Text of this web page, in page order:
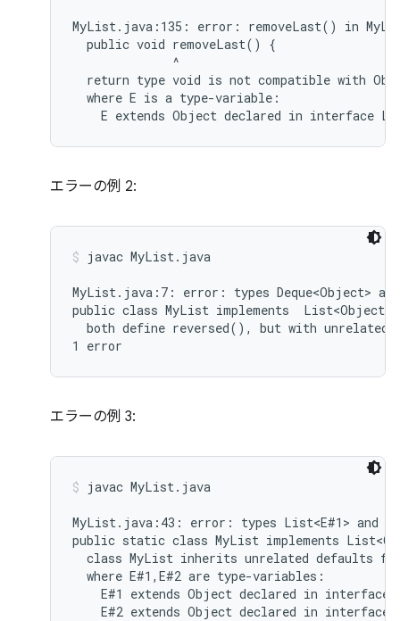
MyList.java:135: error: removeLast() in
  public void removeLast() {
              ^
return type void is not compatible with
  where E is a type-variable:
エラーの例 2:
javac MyList.java
MyList.java:7: error: types Deque<Object>
public class MyList implements  List<Object>,
both define reversed(), but with unrelated
エラーの例 3:
javac MyList.java
MyList.java:43: error: types List<E#1> and
public static class MyList implements
class MyList inherits unrelated defaults
  where E#1,E#2 are type-variables:
E#1 extends Object declared in interface
E#2 extends Object declared in interface